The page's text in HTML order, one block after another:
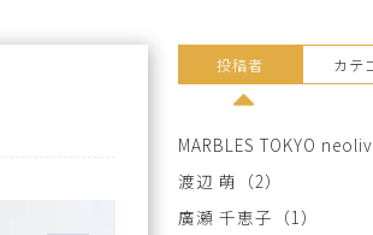
投稿者 カテ
MARBLES TOKYO
渡辺 萌 （2）
廣瀬 千恵子 （1）